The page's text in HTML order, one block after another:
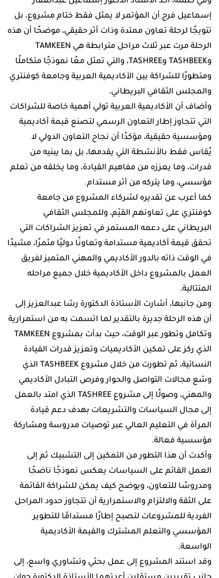
إسماعيل فرج أن المؤتمر لا يمثل فقط ختام مشروع، بل
تتويجًا لرحلة تعاون ممتدة وذات أثر حقيقي، موضحًا أن هذه
الرحلة مرت عبر ثلاث مراحل مترابطة هي TAMKEEN
وTASHBEEK وTASHREE، والتي تمثل معًا نموذجًا متكاملًا
ومتطورًا للشراكة بين الأكاديمية العربية وجامعة كوفنتري
والمجلس الثقافي البريطاني.
وأضاف أن الأكاديمية العربية تولي أهمية خاصة للشراكات
التي تتجاوز إطار التعاون الرسمي لتصنع قيمة أكاديمية
ومؤسسية حقيقية، مؤكدًا أن نجاح التعاون الدولي لا
يُقاس فقط بالأنشطة التي يقدمها، بل بما يبنيه من
قدرات، وما يعززه من مفاهيم القيادة، وما يخلقه من تعلم
مؤسسي، وما يتركه من أثر مستدام.
كما أعرب عن تقديره لشركاء المشروع من جامعة
كوفنتري على تعاونهم القيّم، وللمجلس الثقافي
البريطاني على دعمه المستمر في تعزيز الشراكات التي
تحقق قيمة أكاديمية مستدامة وتعاونًا دوليًا مثمرًا، مشيدًا
في الوقت ذاته بالدور الأكاديمي والمهني المتميز لفريق
العمل بالمشروع داخل الأكاديمية خلال جميع مراحله
المتتالية.
ومن جانبها، أشارت الأستاذة الدكتورة رشا عبدالعزيز إلى
أن هذه الرحلة جديرة بالتقدير لما اتسمت به من استمرارية
وتكامل وتطور عبر الوقت، حيث بدأت بمشروع TAMKEEN
الذي ركز على تمكين الأكاديميات وتعزيز قدرات القيادة
النسائية، ثم تطورت من خلال مشروع TASHBEEK الذي
وسّع مجالات التواصل والحوار وفرص التبادل الأكاديمي
والمهني، وصولًا إلى مشروع TASHREE الذي امتد بالعمل
إلى مجال السياسات والتشريعات بهدف دعم قيادة
المرأة في التعليم العالي عبر توصيات مدروسة ومشاركة
مؤسسية فعالة.
وأكدت أن هذا التطور من التمكين إلى التشبيك ثم إلى
العمل القائم على السياسات يعكس نموذجًا ناضجًا
ومدروسًا للتعاون، ويوضح كيف يمكن للشراكة القائمة
على الثقة والالتزام والاستمرارية أن تتجاوز حدود المراحل
الفردية للمشروعات لتصبح إطارًا مستدامًا للتطوير
المؤسسي والتعلم المشترك والقيمة الأكاديمية
الواسعة.
وقد استند المشروع إلى عمل بحثي وتشاوري واسع، إلى